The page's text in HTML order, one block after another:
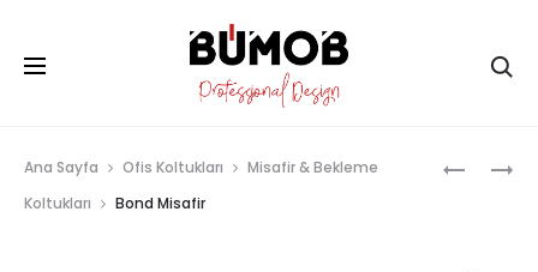
ARESSO
Ana Sayfa Ofis Koltukları
Misafir & Bekleme
Koltukları
Bond Misafir